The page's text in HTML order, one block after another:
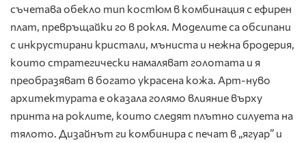
съчетава обекло тип костюм в комбинация с ефирен
плат, превръщайки го в рокля. Моделите са обсипани
с инкрустирани кристали, мъниста и нежна бродерия,
които стратегически намаляват голотата и я
преобразяват в богато украсена кожа. Арт-нуво
архитектурата е оказала голямо влияние върху
принта на роклите, които следят плътно силуета на
тялото. Дизайнът ги комбинира с печат в „ягуар” и